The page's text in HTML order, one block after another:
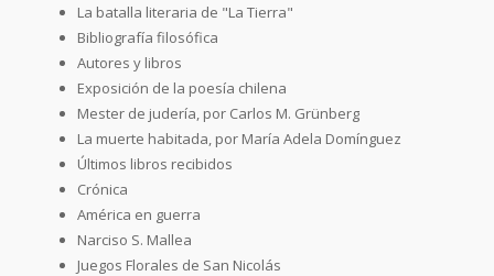
La batalla literaria de "La Tierra"
Bibliografía filosófica
Autores y libros
Exposición de la poesía chilena
Mester de judería, por Carlos M. Grünberg
La muerte habitada, por María Adela Domínguez
Últimos libros recibidos
Crónica
América en guerra
Narciso S. Mallea
Juegos Florales de San Nicolás